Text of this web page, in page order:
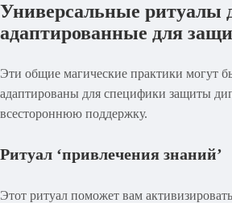
Универсальные ритуалы
адаптированные для
Эти общие магические практики могут
адаптированы для специфики защиты
всестороннюю поддержку.
Ритуал ‘привлечения знаний’
Этот ритуал поможет вам